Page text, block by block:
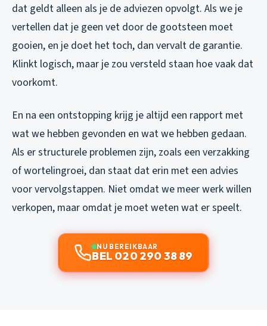
dat geldt alleen als je de adviezen opvolgt. Als we je
vertellen dat je geen vet door de gootsteen moet
gooien, en je doet het toch, dan vervalt de garantie.
Klinkt logisch, maar je zou versteld staan hoe vaak dat
voorkomt.
En na een ontstopping krijg je altijd een rapport met
wat we hebben gevonden en wat we hebben gedaan.
Als er structurele problemen zijn, zoals een verzakking
of wortelingroei, dan staat dat erin met een advies
voor vervolgstappen. Niet omdat we meer werk willen
verkopen, maar omdat je moet weten wat er speelt.
NU BEREIKBAAR
BEL 020 290 38 89